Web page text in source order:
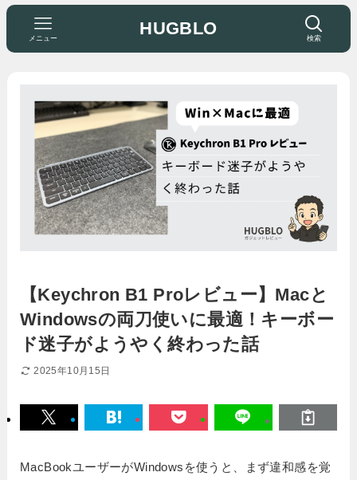
HUGBLO 検索
メニュー
【Keychron B1 Proレビュー】Macと
Windowsの両刀使いに最適！キーボー
ド迷子がようやく終わった話
2025年10月15日
MacBookユーザーがWindowsを使うと、まず違和感を覚